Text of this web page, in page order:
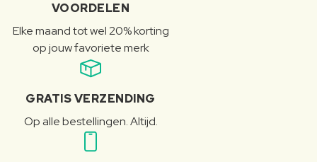
VOORDELEN
Elke maand tot wel 20% korting
op jouw favoriete merk
GRATIS VERZENDING
Op alle bestellingen. Altijd.